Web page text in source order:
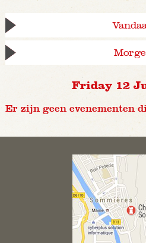
Friday 12
Er zijn geen evenementen